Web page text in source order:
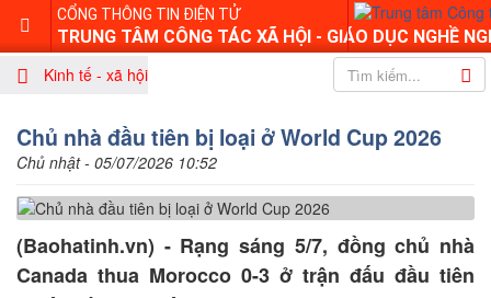
CỔNG THÔNG TIN ĐIỆN TỬ
TRUNG TÂM CÔNG TÁC XÃ HỘI - GIÁO DỤC NGHỀ
Kinh tế - xã hội
Chủ nhà đầu tiên bị loại ở World Cup 2026
Chủ nhật - 05/07/2026 10:52
(Baohatinh.vn) - Rạng sáng 5/7, đồng chủ nhà
Canada thua Morocco 0-3 ở trận đấu đầu tiên